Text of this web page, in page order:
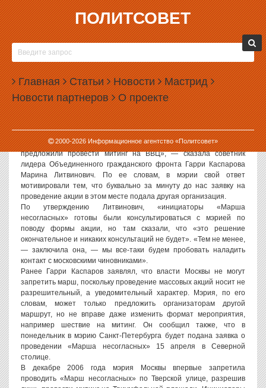
ПОЛИТСОВЕТ
Главная Статьи Новости Мастрид
Новости партнеров О проекте
2000-2026Информационное агентство «Политсовет»
03.04.2007, 14:28
МОСКОВСКАЯ МЭРИЯ ОПЯТЬ ЗАПРЕТИЛА
«МАРШ НЕСОГЛАСНЫХ»
Заявка организаторов очередного «Марша несогласных»,
который должен пройти в Москве 14 апреля, была отклонена
столичной мэрией. Протестующим было предложено перенести
акцию подальше от центра города и изменить формат
мероприятия с марша на митинг.
«Нам вместо марша на Пушкинской площади в 12:00 14 апреля
предложили провести митинг на ВВЦ», — сказала советник
лидера Объединенного гражданского фронта Гарри Каспарова
Марина Литвинович. По ее словам, в мэрии свой ответ
мотивировали тем, что буквально за минуту до нас заявку на
проведение акции в этом месте подала другая организация.
По утверждению Литвинович, «инициаторы «Марша
несогласных» готовы были консультироваться с мэрией по
поводу формы акции, но там сказали, что «это решение
окончательное и никаких консультаций не будет». «Тем не менее,
— заключила она, — мы все-таки будем пробовать наладить
контакт с московскими чиновниками».
Ранее Гарри Каспаров заявлял, что власти Москвы не могут
запретить марш, поскольку проведение массовых акций носит не
разрешительный, а уведомительный характер. Мэрия, по его
словам, может только предложить организаторам другой
маршрут, но не вправе даже изменить формат мероприятия,
например шествие на митинг. Он сообщил также, что в
понедельник в мэрию Санкт-Петербурга будет подана заявка о
проведении «Марша несогласных» 15 апреля в Северной
столице.
В декабре 2006 года мэрия Москвы впервые запретила
проводить «Марш несогласных» по Тверской улице, разрешив